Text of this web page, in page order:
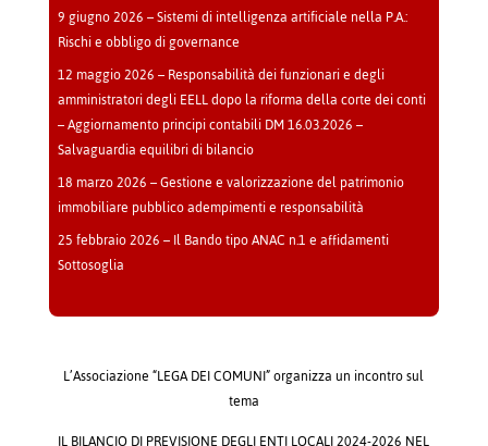
9 giugno 2026 – Sistemi di intelligenza artificiale nella P.A.:
Rischi e obbligo di governance
12 maggio 2026 – Responsabilità dei funzionari e degli
amministratori degli EELL dopo la riforma della corte dei conti
– Aggiornamento principi contabili DM 16.03.2026 –
Salvaguardia equilibri di bilancio
18 marzo 2026 – Gestione e valorizzazione del patrimonio
immobiliare pubblico adempimenti e responsabilità
25 febbraio 2026 – Il Bando tipo ANAC n.1 e affidamenti
Sottosoglia
L’Associazione “LEGA DEI COMUNI” organizza un incontro sul
tema